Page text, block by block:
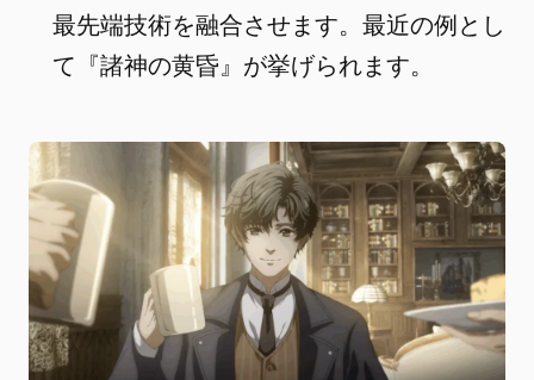
最先端技術を融合させます。最近の例とし
て『諸神の黄昏』が挙げられます。